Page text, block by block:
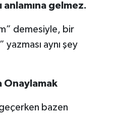
gelmez.
demesiyle, bir
yazması aynı şey
Onaylamak
bazen